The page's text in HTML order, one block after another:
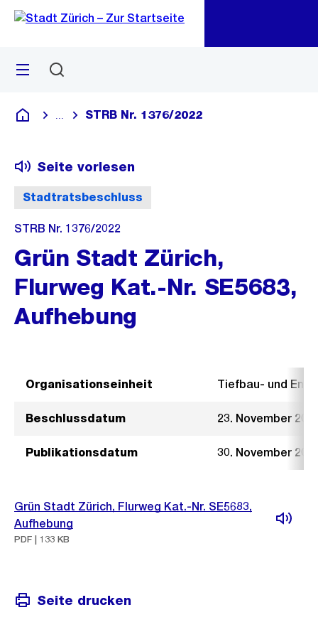
Navigation
Sprunglink
Menü
Deutsch
Blende alle Breadcrumbs ein
STRB Nr. 1376/2022
Stadtratsbeschluss
Seite vorlesen
STRB Nr. 1376/2022
Grün Stadt Zürich,
Flurweg Kat.-Nr. SE5683,
Aufhebung
Organisationseinheit Tiefbau- und
Beschlussdatum 23. November
Publikationsdatum 30. November
Grün Stadt Zürich, Flurweg Kat.-Nr. SE5683,
Aufhebung
PDF | 133 KB
Seite drucken